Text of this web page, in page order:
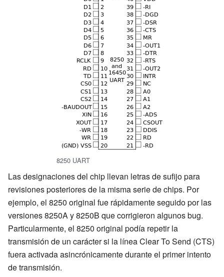
8250 UART
Las designaciones del chip llevan letras de sufijo para
revisiones posteriores de la misma serie de chips. Por
ejemplo, el 8250 original fue rápidamente seguido por las
versiones 8250A y 8250B que corrigieron algunosbug.
Particularmente, el 8250 original podía repetir la
transmisión de un carácter si la línea Clear To Send (CTS)
fuera activada asincrónicamente durante el primer intento
de transmisión.